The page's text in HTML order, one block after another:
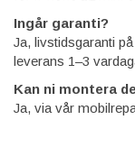
Ingår garanti?
Ja, livstidsgaranti
leverans 1–3
Kan ni montera
Ja, via vår